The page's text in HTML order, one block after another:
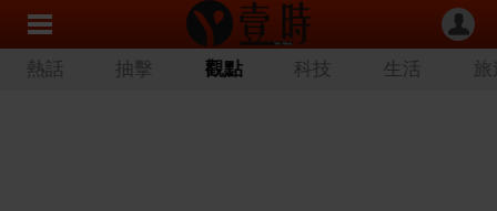
熱話 抽擊 觀點 科技 生活 旅